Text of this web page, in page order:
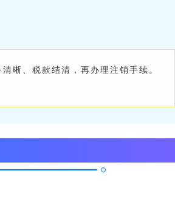
晰、税款结清，再办理注销手续。